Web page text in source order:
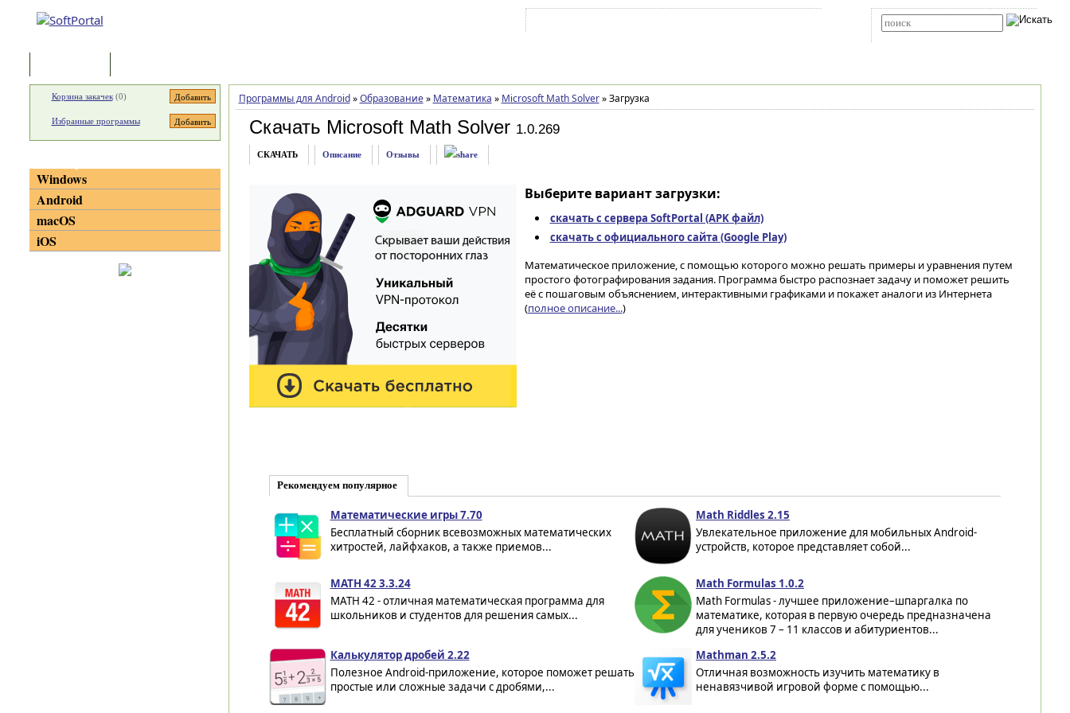
Программы для Android » Образование » Математика » Microsoft Math Solver »Загрузка
Скачать Microsoft Math Solver 1.0.269
СКАЧАТЬ Описание Отзывы
Выберите вариант загрузки:
скачать с сервера SoftPortal (APK файл)
скачать с официального сайта (Google Play)
Математическое приложение, с помощью которого можно решать примеры и уравнения путем
простого фотографирования задания. Программа быстро распознает задачу и поможет решить
её с пошаговым объяснением, интерактивными графиками и покажет аналоги из Интернета
(полное описание...)
Рекомендуем популярное
Математические игры 7.70
Бесплатный сборник всевозможных математических
хитростей, лайфхаков, а также приемов...
Math Riddles 2.15
Увлекательное приложение для мобильных Android-
устройств, которое представляет собой...
MATH 42 3.3.24
MATH 42 - отличная математическая программа для
школьников и студентов для решения самых...
Math Formulas 1.0.2
Math Formulas - лучшее приложение–шпаргалка по
математике, которая в первую очередь предназначена
для учеников 7 – 11 классов и абитуриентов...
Калькулятор дробей 2.22
Полезное Android-приложение, которое поможет решать
простые или сложные задачи с дробями,...
Mathman 2.5.2
Отличная возможность изучить математику в
ненавязчивой игровой форме с помощью...
Корзина закачек(0)
Избранные программы
Windows
Android
macOS
iOS